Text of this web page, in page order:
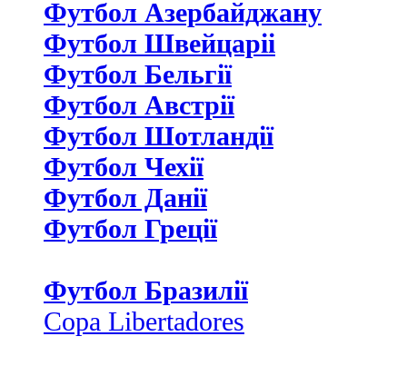
Футбол Азербайджану
Футбол Швейцаріі
Футбол Бельгії
Футбол Австрії
Футбол Шотландії
Футбол Чехії
Футбол Данії
Футбол Греції
Футбол Бразилії
Copa Libertadores